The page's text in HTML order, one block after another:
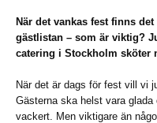
När det vankas fest finns
gästlistan – som är viktig?
catering i Stockholm sköter
När det är dags för fest vill vi
Gästerna ska helst vara
vackert. Men viktigare än